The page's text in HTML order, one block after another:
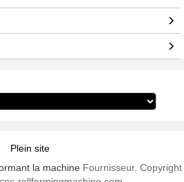
Plein site
la machineFournisseur. Copyright